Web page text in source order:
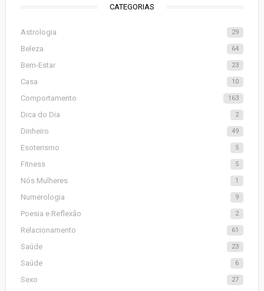
CATEGORIAS
Astrologia 29
Beleza 64
Bem-Estar 23
Casa 10
Comportamento 163
Dica do Dia 2
Dinheiro 49
Esoterismo 5
Fitness 5
Nós Mulheres 1
Numerologia 9
Poesia e Reflexão 2
Relacionamento 61
Saúde 23
Saúde 6
Sexo 27